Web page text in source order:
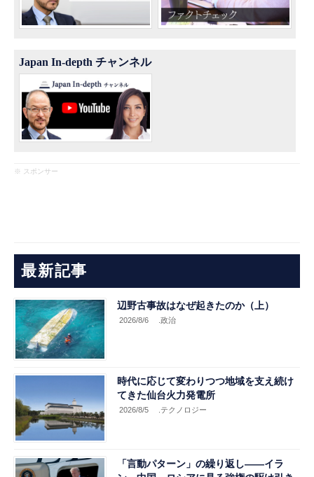
Japan In-depth チャンネル
※ スポンサー
最新記事
辺野古事故はなぜ起きたのか（上）
2026/8/6 .政治
時代に応じて変わりつつ地域を支え続け
てきた仙台火力発電所
2026/8/5 .テクノロジー
「言動パターン」の繰り返し――イラ